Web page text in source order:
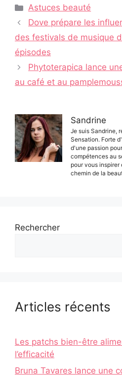
Catégories
Astuces beauté
Navigation
des
Dove prépare les
des festivals de musique
épisodes
Phytoterapica lance
au café et au
Sandrine
Je suis Sandrine,
Sensation. Forte
d'une passion
compétences au
pour vous
chemin de la
Rechercher
Articles récents
Les patchs bien-être
l’efficacité
Bruna Tavares lance une